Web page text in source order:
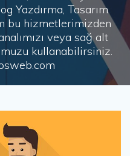
Yazdırma, Tasarım
bu hizmetlerimizden
veya sağ alt
kullanabilirsiniz.